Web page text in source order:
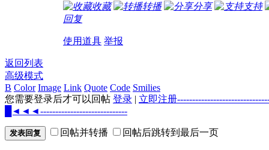
收藏 转播 分享
支持
回复
使用道具 举报
返回列表
高级模式
B Color Image Link Quote Code Smilies
您需要登录后才可以回帖 登录 | 立即注册
█◄◄◄-----------------------------
发表回复 回帖并转播 回帖后跳转到最后一页